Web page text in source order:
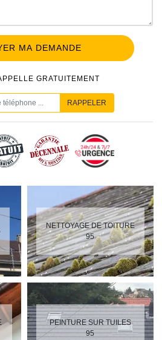
GRATUITEMENT
NETTOYAGE DE TOITURE
95
PEINTURE SUR TUILES
95